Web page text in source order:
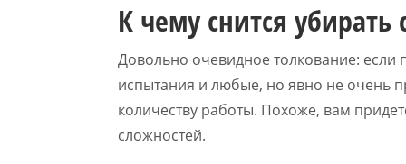
К чему снится убирать
Довольно очевидное толкование:
испытания и любые, но явно не очень
количеству работы. Похоже, вам
сложностей.